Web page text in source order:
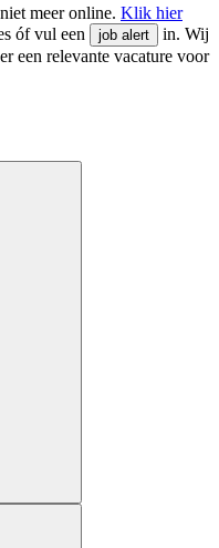
meer online. Klik hier
óf vul een
job alert
in. Wij
een relevante vacature voor